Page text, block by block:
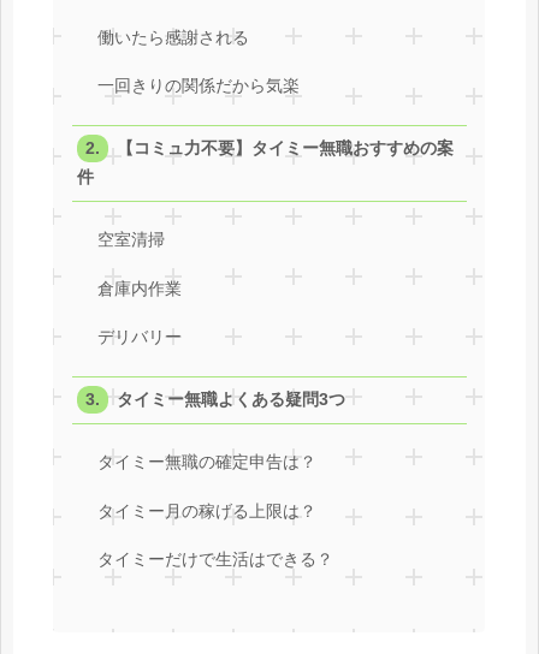
働いたら感謝される
一回きりの関係だから気楽
【コミュ力不要】タイミー無職おすすめの案
件
空室清掃
倉庫内作業
デリバリー
タイミー無職よくある疑問3つ
タイミー無職の確定申告は？
タイミー月の稼げる上限は？
タイミーだけで生活はできる？